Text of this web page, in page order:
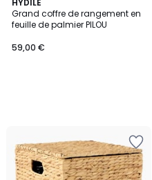
HYDILE
Grand coffre de rangement en
feuille de palmier PILOU
59,00 €